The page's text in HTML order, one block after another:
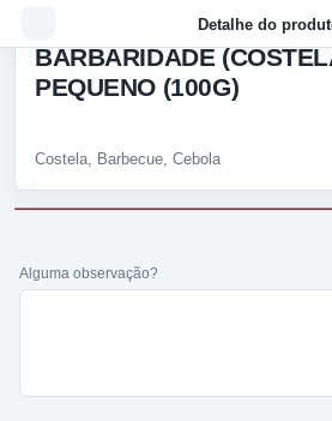
Detalhe do
BARBARIDADE
PEQUENO (100G)
Costela, Barbecue, Cebola
Alguma observação?